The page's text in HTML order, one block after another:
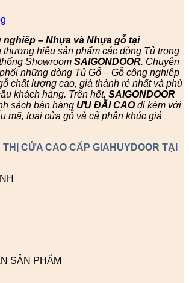
nghiêp – Nhựa và Nhựa gỗ tại
thương hiệu sản phẩm các dòng Tủ trong
Showroom SAIGONDOOR. Chuyên
những dòng Tủ Gỗ – Gỗ công nghiêp
chất lượng cao, giá thành rẻ nhất và phù
khách hàng. Trên hết, SAIGONDOOR
sách bán hàng ƯU ĐÃI CAOđi kèm với
mã, loại cửa gỗ và cả phân khúc giá
THỊ CỬA CAO CẤP GIAHUYDOOR TẠI
SẢN PHẨM